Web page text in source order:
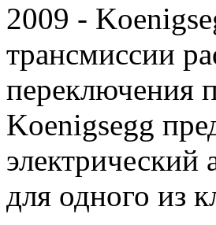
2009 -
трансмиссии
переключения
Koenigsegg
электрический
для одного из